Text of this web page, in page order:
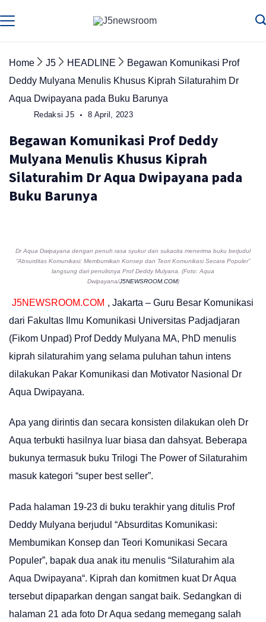
to
Home J5 HEADLINE
Begawan Komunikasi Prof
Deddy Mulyana Menulis Khusus Kiprah Silaturahim Dr
Aqua Dwipayana pada Buku Barunya
Redaksi J5 8 April, 2023
Begawan Komunikasi Prof Deddy
Mulyana Menulis Khusus Kiprah
Silaturahim Dr Aqua Dwipayana pada
Buku Barunya
Dr Aqua Dwipayana dengan penuh rasa syukur dan sukacita menerima buku berjudul
“Absurditas Komunikasi: Membumikan Konsep dan Teori Komunikasi Secara Populer”
langsung dari penulisnya Prof Deddy Mulyana. (Foto: Aqua
Dwipayana/J5NEWSROOM.COM)
J5NEWSROOM.COM , Jakarta – Guru Besar Komunikasi
dari Fakultas Ilmu Komunikasi Universitas Padjadjaran
(Fikom Unpad) Prof Deddy Mulyana MA, PhD menulis
kiprah silaturahim yang selama puluhan tahun intens
dilakukan Pakar Komunikasi dan Motivator Nasional Dr
Aqua Dwipayana.
Apa yang dirintis dan secara konsisten dilakukan oleh Dr
Aqua terbukti hasilnya luar biasa dan dahsyat. Beberapa
bukunya termasuk buku Trilogi The Power of Silaturahim
masuk kategori “super best seller”.
Pada halaman 19-23 di buku terakhir yang ditulis Prof
Deddy Mulyana berjudul “Absurditas Komunikasi:
Membumikan Konsep dan Teori Komunikasi Secara
Populer”, bapak dua anak itu menulis “Silaturahim ala
Aqua Dwipayana“. Kiprah dan komitmen kuat Dr Aqua
tersebut dipaparkan dengan sangat baik. Sedangkan di
halaman 21 ada foto Dr Aqua sedang memegang salah